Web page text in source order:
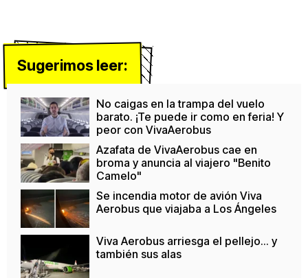
Sugerimos leer:
No caigas en la trampa del vuelo
barato. ¡Te puede ir como en feria! Y
peor con VivaAerobus
Azafata de VivaAerobus cae en
broma y anuncia al viajero "Benito
Camelo"
Se incendia motor de avión Viva
Aerobus que viajaba a Los Ángeles
Viva Aerobus arriesga el pellejo... y
también sus alas